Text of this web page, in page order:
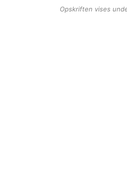
Opskriften vises